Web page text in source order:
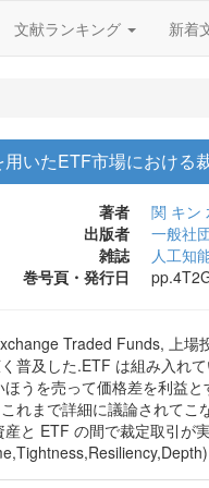
文献ランキング 新着
用いたETF市場における
著者 関 キン
出版者
一般社
雑誌
人工知
巻号頁・発行日
Traded Funds, 上場
普及した.ETF は組み入れ
ほうを売って価格差を利益
れまで詳細に議論されて
産と ETF の間で裁定取引が